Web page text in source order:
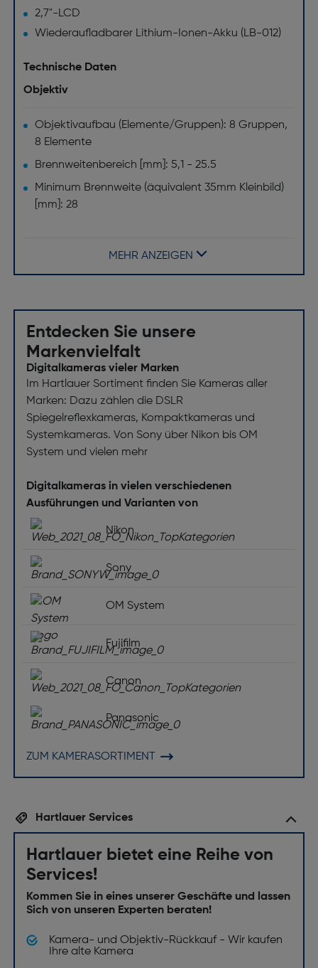
2,7"-LCD
Wiederaufladbarer Lithium-Ionen-Akku (LB-012)
Technische Daten
Objektiv
Objektivaufbau (Elemente/Gruppen): 8 Gruppen,
8 Elemente
Brennweitenbereich [mm]: 5,1 - 25.5
Minimum Brennweite (äquivalent 35mm Kleinbild)
[mm]: 28
Bildschirm
Bildschirmtyp: LCD
Bildschirmdiagonale ["]: 2,7
Bildschirmdiagonale (cm) [cm]: 6,9
Ausklappbarer Bildschirm: Nein
Bildschirmauflösung (numerisch) [Pixel]: 230000
Touchscreen: Nein
Blitz
integrierter Blitz: Ja
Blitzreichweite (Weitwinkel) [m]: 0.3 - 3.9
Blitzladezeit [s]: 6
Blitz-Modi: Auto, Blitz Aus, Flash an, Rote-Augen-
Reduzierung, Langsame Synchronisation
Externer Blitz-Anschluss: Nein
Zubehörschuh: Nein
Kamera
Bildstile: Normal, Vivid (Lebendig), Sepia, Schwarz-
Integrierter Intervall-Timer: Ja
Stativgewinde: Ja
Unterstützte Sprachen: 27
Histogramm: Nein
MEHR ANZEIGEN
Entdecken Sie unsere
Markenvielfalt
Digitalkameras vieler Marken
Im Hartlauer Sortiment finden Sie Kameras aller
Marken: Dazu zählen die DSLR
Spiegelreflexkameras, Kompaktkameras und
Systemkameras. Von Sony über Nikon bis OM
System und vielen mehr
Digitalkameras in vielen verschiedenen
Ausführungen und Varianten von
Nikon
Sony
OM System
Fujifilm
Canon
Panasonic
ZUM KAMERASORTIMENT
Hartlauer Services
Hartlauer bietet eine Reihe von
Services!
Kommen Sie in eines unserer Geschäfte und lassen
Sich von unseren Experten beraten!
Kamera- und Objektiv-Rückkauf - Wir kaufen
Ihre alte Kamera